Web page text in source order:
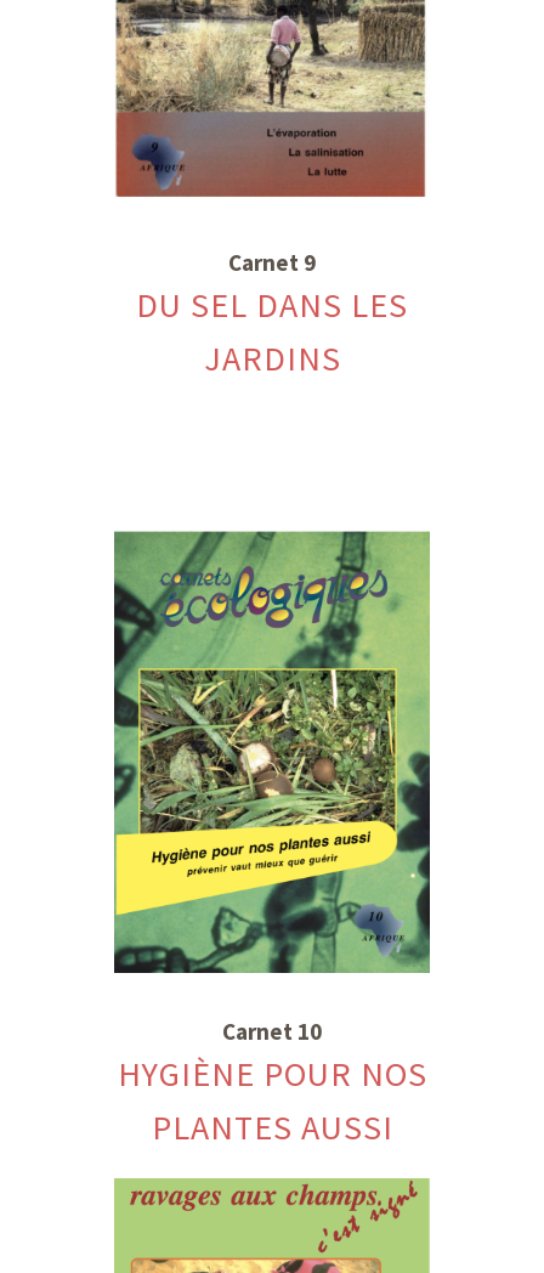
Carnet 9
DU SEL DANS LES
JARDINS
Carnet 10
HYGIÈNE POUR NOS
PLANTES AUSSI